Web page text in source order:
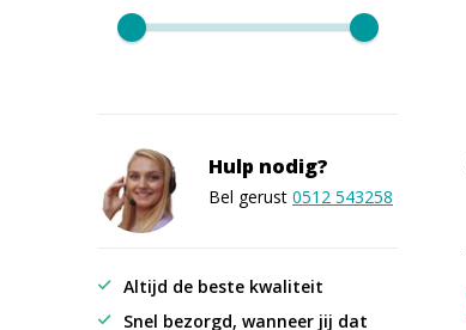
Hulp nodig?
Bel gerust 0512 543258
Altijd de beste kwaliteit
Snel bezorgd, wanneer jij dat